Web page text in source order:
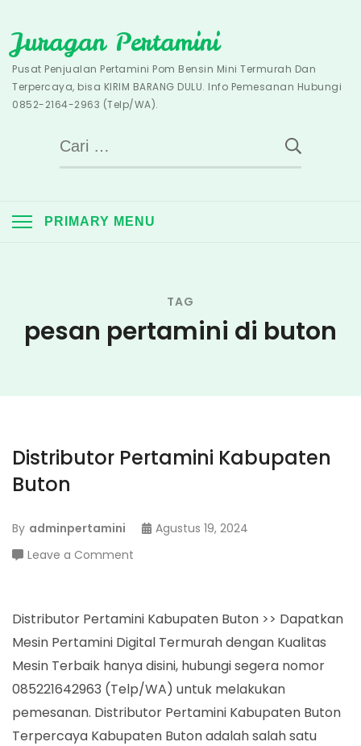
to
content
Juragan Pertamini
Pusat Penjualan Pertamini Pom Bensin Mini Termurah Dan
Terpercaya, bisa KIRIM BARANG DULU. Info Pemesanan Hubungi
0852-2164-2963 (Telp/WA).
Cari
untuk:
PRIMARY MENU
TAG
pesan pertamini di buton
Distributor Pertamini Kabupaten
Buton
By adminpertamini
Agustus 19, 2024
Leave a Comment
Kabupaten
Buton
Distributor Pertamini Kabupaten Buton >> Dapatkan
Mesin Pertamini Digital Termurah dengan Kualitas
Mesin Terbaik hanya disini, hubungi segera nomor
085221642963 (Telp/WA) untuk melakukan
pemesanan. Distributor Pertamini Kabupaten Buton
Terpercaya Kabupaten Buton adalah salah satu